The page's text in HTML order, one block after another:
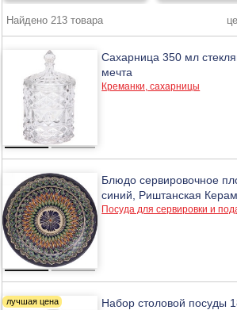
Найдено 213 товара
Сахарница 350 мл
мечта
Креманки, сахарницы
Блюдо сервировочное
синий, Риштанская
Посуда для сервировки и
Набор столовой посуды